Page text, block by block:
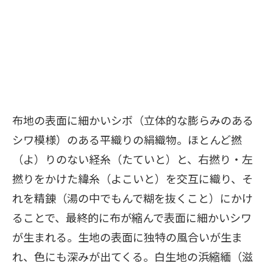
布地の表面に細かいシボ（立体的な膨らみのある
シワ模様）のある平織りの絹織物。ほとんど撚
（よ）りのない経糸（たていと）と、右撚り・左
撚りをかけた緯糸（よこいと）を交互に織り、そ
れを精錬（湯の中でもんで糊を抜くこと）にかけ
ることで、最終的に布が縮んで表面に細かいシワ
が生まれる。生地の表面に独特の風合いが生ま
れ、色にも深みが出てくる。白生地の浜縮緬（滋